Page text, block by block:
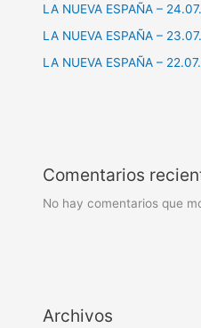
LA NUEVA ESPAÑA –
LA NUEVA ESPAÑA –
LA NUEVA ESPAÑA –
Comentarios
No hay comentarios que
Archivos